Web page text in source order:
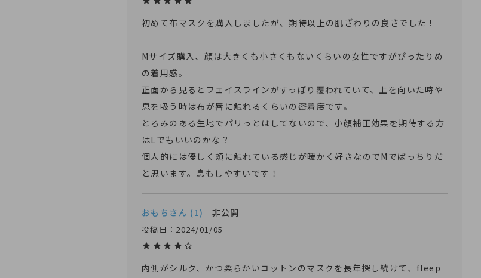
初めて布マスクを購入しましたが、期待以上の肌ざわりの良さでした！
Mサイズ購入、顔は大きくも小さくもないくらいの女性ですがぴったりめ
の着用感。
正面から見るとフェイスラインがすっぽり覆われていて、上を向いた時や
息を吸う時は布が唇に触れるくらいの密着度です。
とろみのある生地でパリっとはしてないので、小顔補正効果を期待する方
はLでもいいのかな？
個人的には優しく頬に触れている感じが暖かく好きなのでMでばっちりだ
と思います。息もしやすいです！
おもち 1 非公開
投稿日 2024/01/05
内側がシルク、かつ柔らかいコットンのマスクを長年探し続けて、fleep